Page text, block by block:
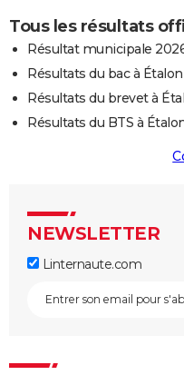
Tous les résultats
Résultat municipale
Résultats du bac à Étalon
Résultats du brevet à
Résultats du BTS à
NEWSLETTER
Linternaute.com